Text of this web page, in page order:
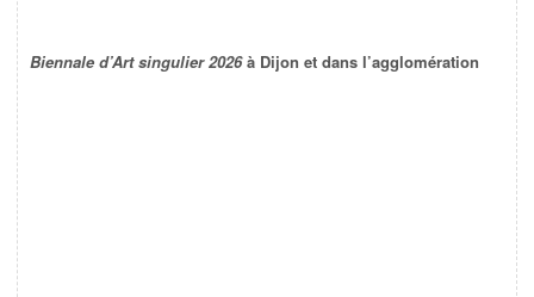
Biennale d’Art singulier 2026à Dijon et dans l’agglomération